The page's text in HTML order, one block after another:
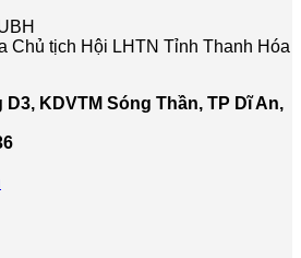
Chủ tịch Hội LHTN Tỉnh Thanh Hóa
KDVTM Sóng Thần, TP Dĩ An,